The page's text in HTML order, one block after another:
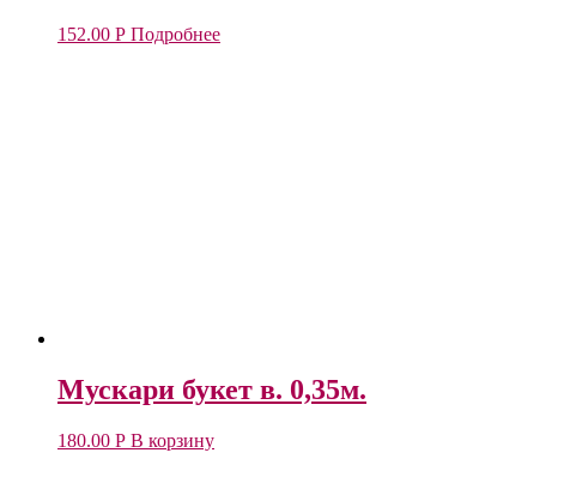
152.00 Р Подробнее
Мускари букет в. 0,35м.
180.00 Р В корзину